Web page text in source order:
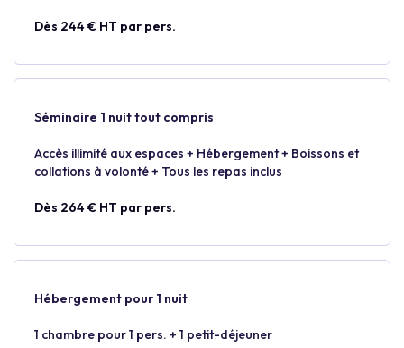
Dès 244 € HT par pers.
Séminaire 1 nuit tout compris
Accès illimité aux espaces + Hébergement + Boissons et
collations à volonté + Tous les repas inclus
Dès 264 € HT par pers.
Hébergement pour 1 nuit
1 chambre pour 1 pers. + 1 petit-déjeuner